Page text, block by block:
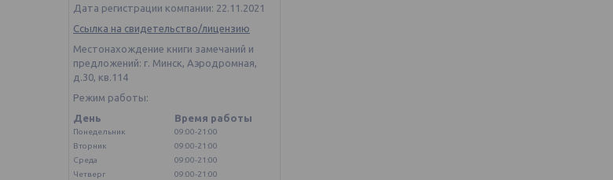
Дата регистрации компании: 22.11.2021
Ссылка на свидетельство/лицензию
Местонахождение книги замечаний и
предложений: г. Минск, Аэродромная,
д.30, кв.114
Режим работы:
День
Время работы
Понедельник
09:00-21:00
Вторник
09:00-21:00
Среда
09:00-21:00
Четверг
09:00-21:00